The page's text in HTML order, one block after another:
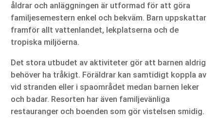
åldrar och anläggningen är utformad för att göra
familjesemestern enkel och bekväm. Barn uppskattar
framför allt vattenlandet, lekplatserna och de
tropiska miljöerna.
Det stora utbudet av aktiviteter gör att barnen aldrig
behöver ha tråkigt. Föräldrar kan samtidigt koppla av
vid stranden eller i spaområdet medan barnen leker
och badar. Resorten har även familjevänliga
restauranger och boenden som gör vistelsen smidig.